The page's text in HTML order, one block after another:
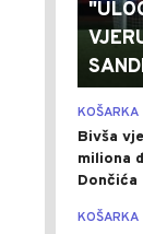
KOŠARKA
Bivša
miliona
Dončića
KOŠARKA